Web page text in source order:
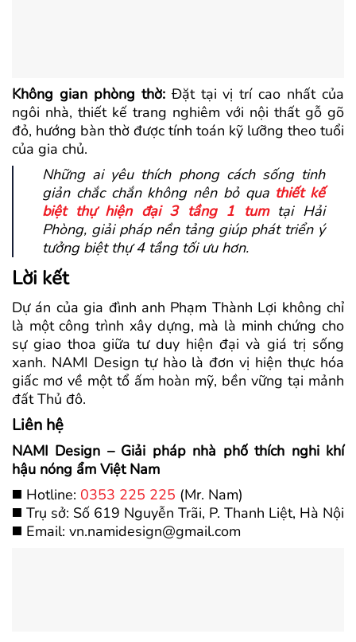
Không gian phòng thờ:Đặt tại vị trí cao nhất của
ngôi nhà, thiết kế trang nghiêm với nội thất gỗ gõ
đỏ, hướng bàn thờ được tính toán kỹ lưỡng theo tuổi
của gia chủ.
Những ai yêu thích phong cách sống tinh
giản chắc chắn không nên bỏ qua thiết kế
biệt thự hiện đại 3 tầng 1 tumtại Hải
Phòng, giải pháp nền tảng giúp phát triển ý
tưởng biệt thự 4 tầng tối ưu hơn.
Lời kết
Dự án của gia đình anh Phạm Thành Lợi không chỉ
là một công trình xây dựng, mà là minh chứng cho
sự giao thoa giữa tư duy hiện đại và giá trị sống
xanh. NAMI Design tự hào là đơn vị hiện thực hóa
giấc mơ về một tổ ấm hoàn mỹ, bền vững tại mảnh
đất Thủ đô.
Liên hệ
NAMI Design – Giải pháp nhà phố thích nghi khí
hậu nóng ẩm Việt Nam
◼️ Hotline: 0353 225 225 (Mr. Nam)
◼️ Trụ sở: Số 619 Nguyễn Trãi, P. Thanh Liệt, Hà Nội
◼️ Email: vn.namidesign@gmail.com